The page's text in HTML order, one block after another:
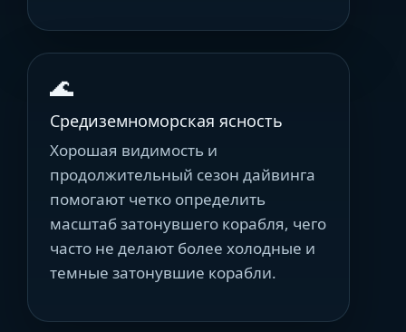
🌊
Средиземноморская ясность
Хорошая видимость и
продолжительный сезон дайвинга
помогают четко определить
масштаб затонувшего корабля, чего
часто не делают более холодные и
темные затонувшие корабли.